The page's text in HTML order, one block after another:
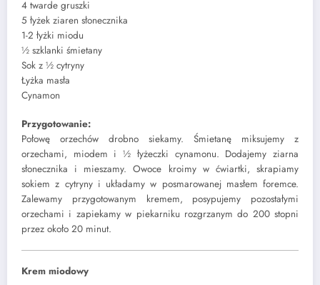
4 twarde gruszki
5 łyżek ziaren słonecznika
1-2 łyżki miodu
½ szklanki śmietany
Sok z ½ cytryny
Łyżka masła
Cynamon
Przygotowanie:
Połowę orzechów drobno siekamy. Śmietanę miksujemy z
orzechami, miodem i ½ łyżeczki cynamonu. Dodajemy ziarna
słonecznika i mieszamy. Owoce kroimy w ćwiartki, skrapiamy
sokiem z cytryny i układamy w posmarowanej masłem foremce.
Zalewamy przygotowanym kremem, posypujemy pozostałymi
orzechami i zapiekamy w piekarniku rozgrzanym do 200 stopni
przez około 20 minut.
Krem miodowy